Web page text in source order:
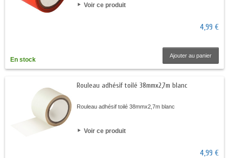
Voir ce produit
4,99 €
En stock
Ajouter au panier
Rouleau adhésif toilé 38mmx2,7m blanc
Rouleau adhésif toilé 38mmx2,7m blanc
Voir ce produit
4,99 €